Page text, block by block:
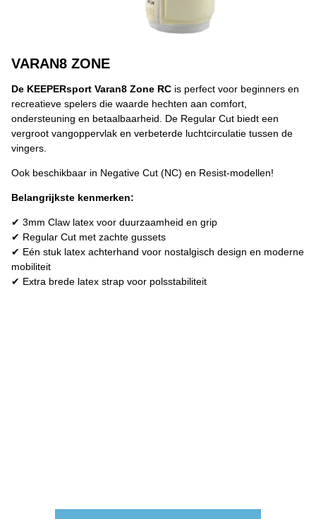
VARAN8 ZONE
De KEEPERsport Varan8 Zone RC is perfect voor beginners en
recreatieve spelers die waarde hechten aan comfort,
ondersteuning en betaalbaarheid. De Regular Cut biedt een
vergroot vangoppervlak en verbeterde luchtcirculatie tussen de
vingers.
Ook beschikbaar in Negative Cut (NC) en Resist-modellen!
Belangrijkste kenmerken:
✔ 3mm Claw latex voor duurzaamheid en grip
✔ Regular Cut met zachte gussets
✔ Eén stuk latex achterhand voor nostalgisch design en moderne
mobiliteit
✔ Extra brede latex strap voor polsstabiliteit